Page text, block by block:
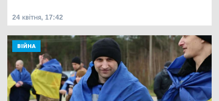
24 квітня, 17:42
ВІЙНА